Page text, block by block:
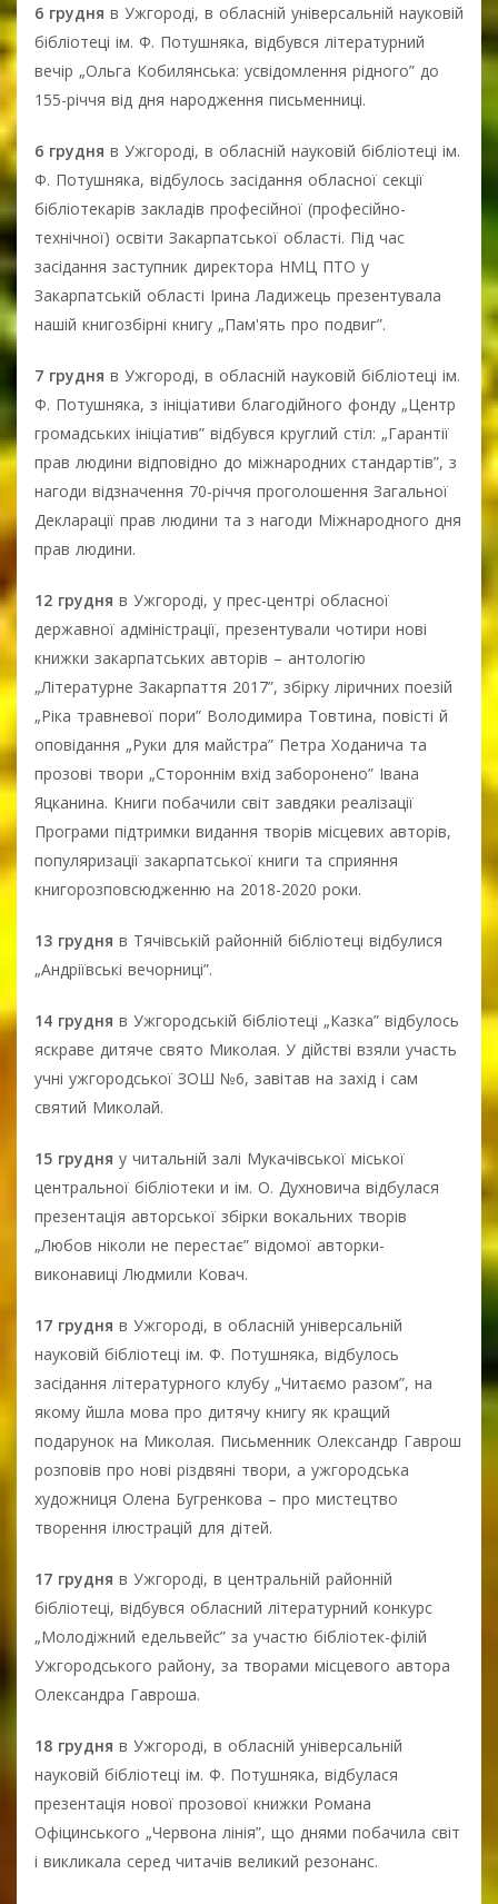
6 грудня в Ужгороді, в обласній універсальній науковій
бібліотеці ім. Ф. Потушняка, відбувся літературний
вечір „Ольга Кобилянська: усвідомлення рідного” до
155-річчя від дня народження письменниці.
6 грудня в Ужгороді, в обласній науковій бібліотеці ім.
Ф. Потушняка, відбулось засідання обласної секції
бібліотекарів закладів професійної (професійно-
технічної) освіти Закарпатської області. Під час
засідання заступник директора НМЦ ПТО у
Закарпатській області Ірина Ладижець презентувала
нашій книгозбірні книгу „Пам'ять про подвиг”.
7 грудня в Ужгороді, в обласній науковій бібліотеці ім.
Ф. Потушняка, з ініціативи благодійного фонду „Центр
громадських ініціатив” відбувся круглий стіл: „Гарантії
прав людини відповідно до міжнародних стандартів”, з
нагоди відзначення 70-річчя проголошення Загальної
Декларації прав людини та з нагоди Міжнародного дня
прав людини.
12 грудня в Ужгороді, у прес-центрі обласної
державної адміністрації, презентували чотири нові
книжки закарпатських авторів – антологію
„Літературне Закарпаття 2017”, збірку ліричних поезій
„Ріка травневої пори” Володимира Товтина, повісті й
оповідання „Руки для майстра” Петра Ходанича та
прозові твори „Стороннім вхід заборонено” Івана
Яцканина. Книги побачили світ завдяки реалізації
Програми підтримки видання творів місцевих авторів,
популяризації закарпатської книги та сприяння
книгорозповсюдженню на 2018-2020 роки.
13 грудня в Тячівській районній бібліотеці відбулися
„Андріївські вечорниці”.
14 грудня в Ужгородській бібліотеці „Казка” відбулось
яскраве дитяче свято Миколая. У дійстві взяли участь
учні ужгородської ЗОШ №6, завітав на захід і сам
святий Миколай.
15 грудня у читальній залі Мукачівської міської
центральної бібліотеки и ім. О. Духновича відбулася
презентація авторської збірки вокальних творів
„Любов ніколи не перестає” відомої авторки-
виконавиці Людмили Ковач.
17 грудня в Ужгороді, в обласній універсальній
науковій бібліотеці ім. Ф. Потушняка, відбулось
засідання літературного клубу „Читаємо разом”, на
якому йшла мова про дитячу книгу як кращий
подарунок на Миколая. Письменник Олександр Гаврош
розповів про нові різдвяні твори, а ужгородська
художниця Олена Бугренкова – про мистецтво
творення ілюстрацій для дітей.
17 грудня в Ужгороді, в центральній районній
бібліотеці, відбувся обласний літературний конкурс
„Молодіжний едельвейс” за участю бібліотек-філій
Ужгородського району, за творами місцевого автора
Олександра Гавроша.
18 грудня в Ужгороді, в обласній універсальній
науковій бібліотеці ім. Ф. Потушняка, відбулася
презентація нової прозової книжки Романа
Офіцинського „Червона лінія”, що днями побачила світ
і викликала серед читачів великий резонанс.